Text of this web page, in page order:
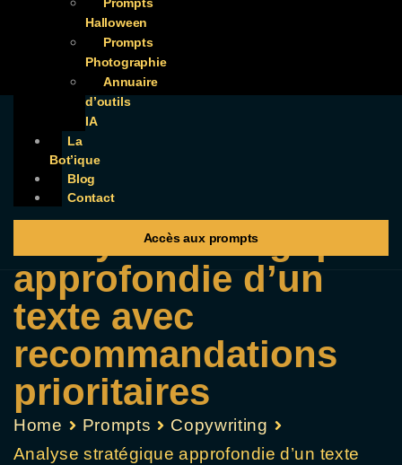
Prompts
Halloween
Prompts
Photographie
Annuaire
d’outils
IA
La
Bot’ique
Blog
Contact
Accès aux prompts
Analyse stratégique
approfondie d’un
texte avec
recommandations
prioritaires
Home Prompts
Copywriting
Analyse stratégique approfondie d’un texte